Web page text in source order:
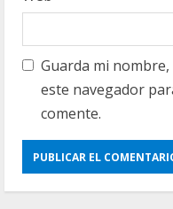
Guarda mi
este navegador
comente.